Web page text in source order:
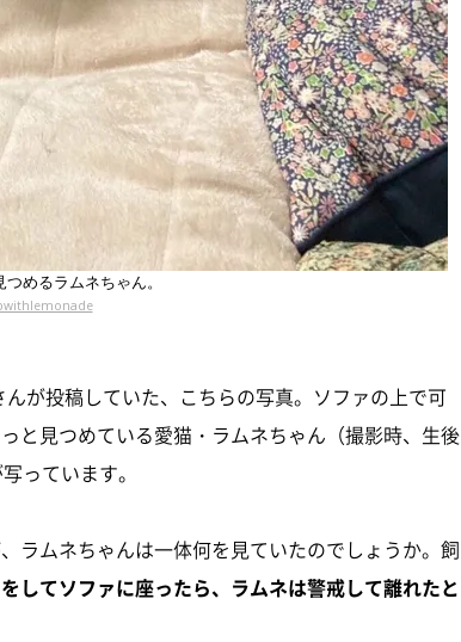
めるラムネちゃん。
んが投稿していた、こちらの写真。ソファの上で可
と見つめている愛猫・ラムネちゃん（撮影時、生後
っています。
ラムネちゃんは一体何を見ていたのでしょうか。飼
してソファに座ったら、ラムネは警戒して離れたと